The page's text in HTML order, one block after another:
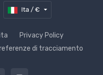
Ita / €
Privacy Policy
di tracciamento